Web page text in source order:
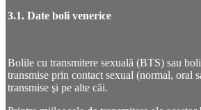
3.1. Date boli venerice
Bolile cu transmitere sexuală (BTS) sau
transmise prin contact sexual (normal, oral
transmise şi pe alte căi.